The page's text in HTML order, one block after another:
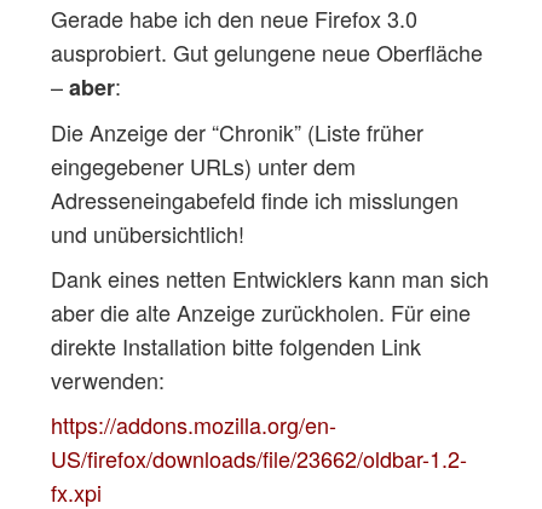
Gerade habe ich den neue Firefox 3.0
ausprobiert. Gut gelungene neue Oberfläche
–aber:
Die Anzeige der “Chronik” (Liste früher
eingegebener URLs) unter dem
Adresseneingabefeld finde ich misslungen
und unübersichtlich!
Dank eines netten Entwicklers kann man sich
aber die alte Anzeige zurückholen. Für eine
direkte Installation bitte folgenden Link
verwenden:
https://addons.mozilla.org/en-
US/firefox/downloads/file/23662/oldbar-1.2-
fx.xpi